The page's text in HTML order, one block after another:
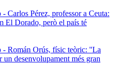
Carlos Pérez, professor a Ceuta:
El Dorado, però el país té
Román Orús, físic teòric: ''La
desenvolupament més gran